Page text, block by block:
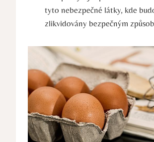
tyto nebezpečné látky, kde
zlikvidovány bezpečným